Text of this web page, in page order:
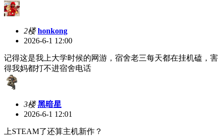
2楼 honkong
2026-6-1 12:00
记得这是我上大学时候的网游，宿舍老三每天都在挂机磕，害
得我妈都打不进宿舍电话
3楼 黑暗星
2026-6-1 12:01
上STEAM了还算主机新作？